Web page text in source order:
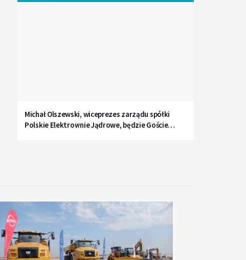
Michał Olszewski, wiceprezes zarządu spółki
Polskie Elektrownie Jądrowe, będzie Gościem